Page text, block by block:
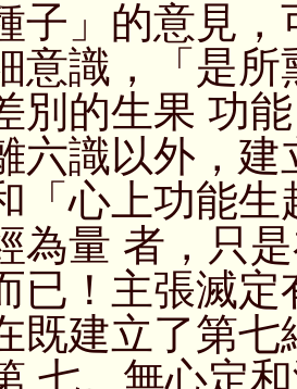
子」的意見
意識，「是
別的生果 功
六識以外，
「心上功能
為量 者，只
已！主張滅
既建立了第
七。無心定